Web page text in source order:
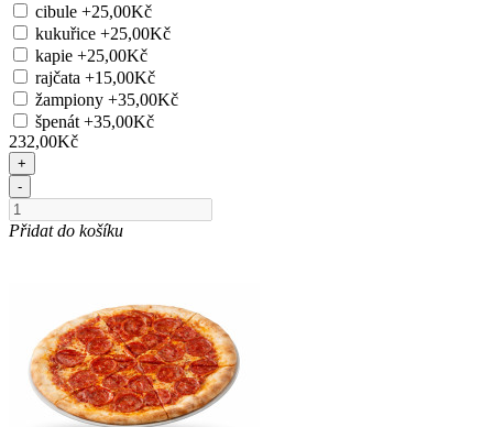
cibule +25,00Kč
kukuřice +25,00Kč
kapie +25,00Kč
rajčata +15,00Kč
žampiony +35,00Kč
špenát +35,00Kč
232,00Kč
+
-
Přidat do košíku